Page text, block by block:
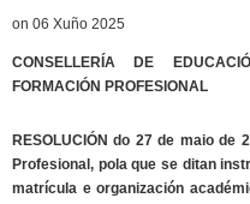
on 06 Xuño 2025
CONSELLERÍA DE
FORMACIÓN PROFESIONAL
RESOLUCIÓN do 27 de maio de
Profesional, pola que se ditan
matrícula e organización